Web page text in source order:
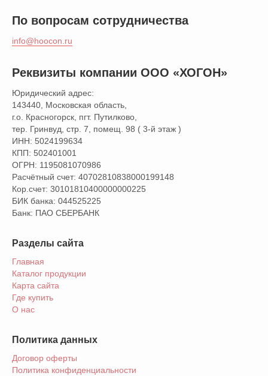
По вопросам сотрудничества
info@hoocon.ru
Реквизиты компании ООО «ХОГОН»
Юридический адрес:
143440, Московская область,
г.о. Красногорск, пгт. Путилково,
тер. Гринвуд, стр. 7, помещ. 98 ( 3-й этаж )
ИНН: 5024199634
КПП: 502401001
ОГРН: 1195081070986
Расчётный счет: 40702810838000199148
Кор.счет: 30101810400000000225
БИК банка: 044525225
Банк: ПАО СБЕРБАНК
Разделы сайта
Главная
Каталог продукции
Карта сайта
Где купить
О нас
Политика данных
Договор оферты
Политика конфиденциальности